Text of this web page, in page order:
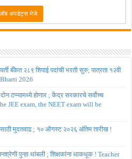
बँकेत २८९ शिपाई पदांची भरती सुरु; पात्रता १२वी
Bharti 2026
दोन टप्प्यामध्ये होणार ; केंद्र सरकारचे सर्वोच्च
the JEE exam, the NEET exam will be
मुदतवाढ ; १० ऑगस्ट २०२६ अंतिम तारीख !
पुन्हा थांबली ; शिक्षकांना धाकधूक ! Teacher